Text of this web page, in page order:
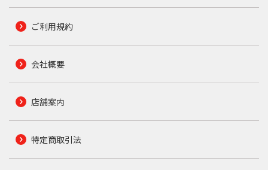
ご利用規約
会社概要
店舗案内
特定商取引法